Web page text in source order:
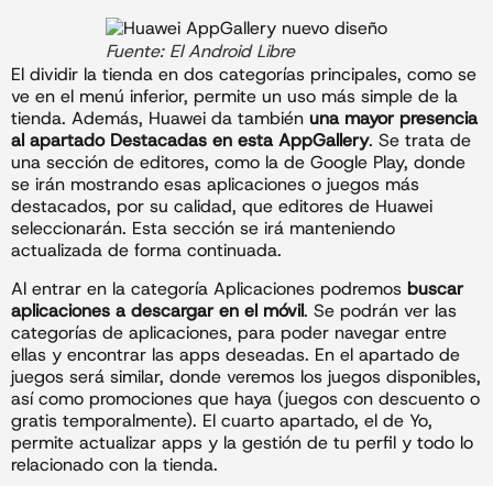
Fuente: El Android Libre
El dividir la tienda en dos categorías principales, como se
ve en el menú inferior, permite un uso más simple de la
tienda. Además, Huawei da también una mayor presencia
al apartado Destacadas en esta AppGallery. Se trata de
una sección de editores, como la de Google Play, donde
se irán mostrando esas aplicaciones o juegos más
destacados, por su calidad, que editores de Huawei
seleccionarán. Esta sección se irá manteniendo
actualizada de forma continuada.
Al entrar en la categoría Aplicaciones podremos buscar
aplicaciones a descargar en el móvil. Se podrán ver las
categorías de aplicaciones, para poder navegar entre
ellas y encontrar las apps deseadas. En el apartado de
juegos será similar, donde veremos los juegos disponibles,
así como promociones que haya (juegos con descuento o
gratis temporalmente). El cuarto apartado, el de Yo,
permite actualizar apps y la gestión de tu perfil y todo lo
relacionado con la tienda.